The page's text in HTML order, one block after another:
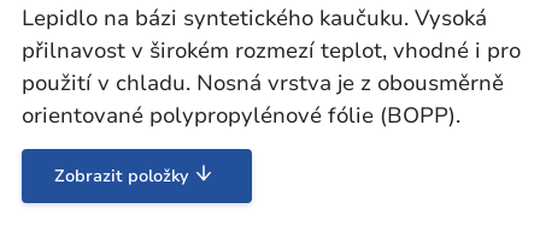
Lepidlo na bázi syntetického kaučuku. Vysoká
přilnavost v širokém rozmezí teplot, vhodné i pro
použití v chladu. Nosná vrstva je z obousměrně
orientované polypropylénové fólie (BOPP).
Zobrazit položky